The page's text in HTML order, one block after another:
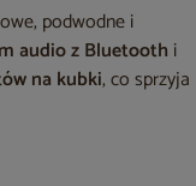
podwodne i
audio z Bluetooth i
na kubki, co sprzyja